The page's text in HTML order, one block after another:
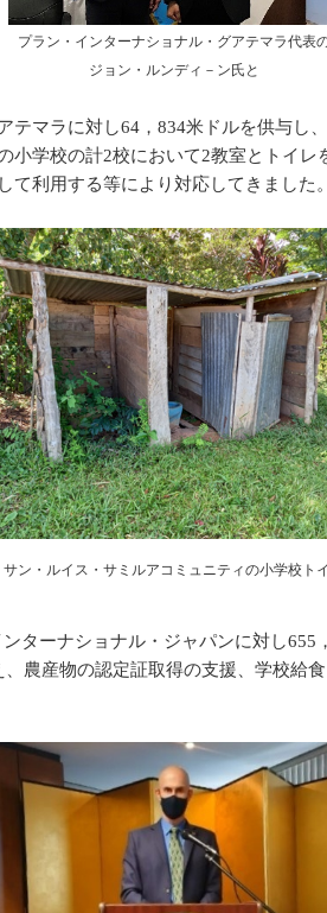
プラン・インターナショナル・グアテマラ代表
ジョン・ルンディ－ン氏と
マラに対し64，834米ドルを供与し
学校の計2校において2教室とトイ
利用する等により対応してきまし
サン・ルイス・サミルアコミュニティの小学校ト
ーナショナル・ジャパンに対し
農産物の認定証取得の支援、学校